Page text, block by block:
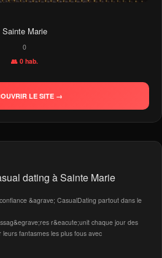
Sainte Marie
0
👥 0 hab.
LE SITE →
dating à Sainte Marie
&agrave; CasualDating partout dans le
r&eacute;unit chaque jour des
fantasmes les plus fous avec